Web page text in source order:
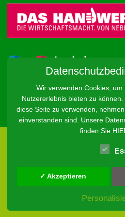
Rights
Design bybrain-
Wir verwenden Cookies,
Nutzererlebnis bieten zu können.
diese Seite zu verwenden,
einverstanden sind. Unsere
finden Sie
✓ Akzeptieren